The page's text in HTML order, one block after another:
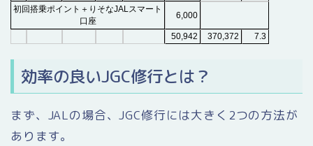
初回搭乗ポイント＋りそなJALスマート
口座
6,000
50,942 370,372 7.3
効率の良いJGC修行とは？
まず、JALの場合、JGC修行には大きく2つの方法が
あります。